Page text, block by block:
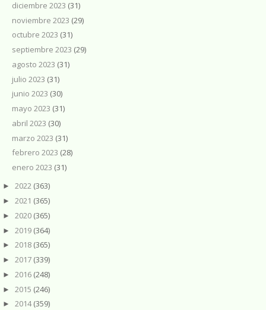
diciembre 2023 (31)
noviembre 2023 (29)
octubre 2023 (31)
septiembre 2023 (29)
agosto 2023 (31)
julio 2023 (31)
junio 2023 (30)
mayo 2023 (31)
abril 2023 (30)
marzo 2023 (31)
febrero 2023 (28)
enero 2023 (31)
► 2022 (363)
► 2021 (365)
► 2020 (365)
► 2019 (364)
► 2018 (365)
► 2017 (339)
► 2016 (248)
► 2015 (246)
► 2014(359)